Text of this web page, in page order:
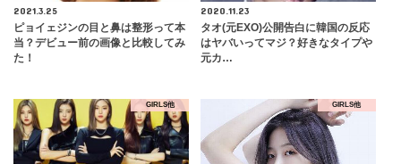
2021.3.25
ピョイェジンの目と鼻は整形って本
当？デビュー前の画像と比較してみ
た！
2020.11.23
タオ(元EXO)公開告白に韓国の反応
はヤバいってマジ？好きなタイプや
元カ…
GIRLS他 GIRLS他